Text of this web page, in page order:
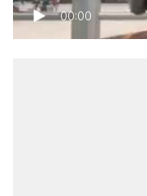
00:00